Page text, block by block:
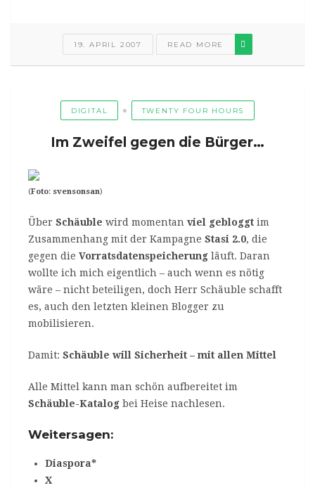
19. APRIL 2007 READ MORE
DIGITAL TWENTY FOUR HOURS
Im Zweifel gegen die Bürger…
(Foto: svensonsan)
Über Schäuble wird momentan viel gebloggt im
Zusammenhang mit der Kampagne Stasi 2.0, die
gegen die Vorratsdatenspeicherung läuft. Daran
wollte ich mich eigentlich – auch wenn es nötig
wäre – nicht beteiligen, doch Herr Schäuble schafft
es, auch den letzten kleinen Blogger zu
mobilisieren.
Damit: Schäuble will Sicherheit – mit allen Mittel
Alle Mittel kann man schön aufbereitet im
Schäuble-Katalog bei Heise nachlesen.
Weitersagen:
Diaspora*
X